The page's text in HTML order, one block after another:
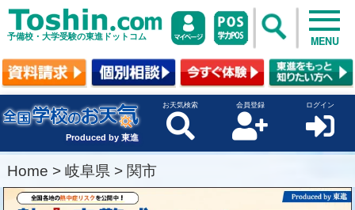
予備校・大学受験の東進ドットコム MENU
Produced by 東進
お天気検索 会員登録 ログイン
Home > 岐阜県 > 関市